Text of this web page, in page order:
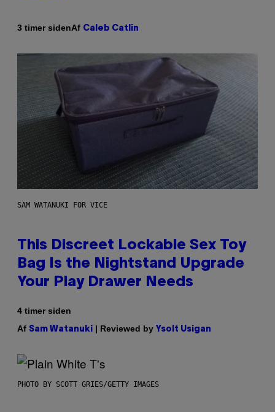
3 timer sidenAf Caleb Catlin
SAM WATANUKI FOR VICE
This Discreet Lockable Sex Toy
Bag Is the Nightstand Upgrade
Your Play Drawer Needs
4 timer siden
Af Sam Watanuki | Reviewed by Ysolt Usigan
PHOTO BY SCOTT GRIES/GETTY IMAGES